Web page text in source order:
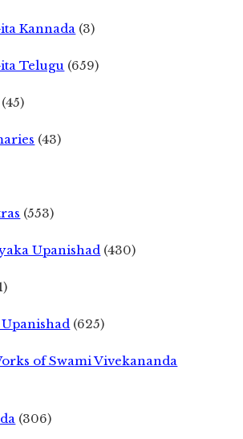
Kannada (3)
Telugu (659)
(45)
(43)
(553)
Upanishad (430)
(625)
of Swami Vivekananda
(306)